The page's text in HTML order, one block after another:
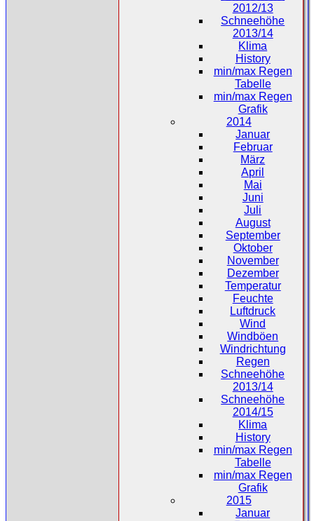
2012/13
Schneehöhe
2013/14
Klima
History
min/max Regen
Tabelle
min/max Regen
Grafik
2014
Januar
Februar
März
April
Mai
Juni
Juli
August
September
Oktober
November
Dezember
Temperatur
Feuchte
Luftdruck
Wind
Windböen
Windrichtung
Regen
Schneehöhe
2013/14
Schneehöhe
2014/15
Klima
History
min/max Regen
Tabelle
min/max Regen
Grafik
2015
Januar